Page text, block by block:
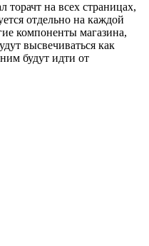
торачт на всех страницах,
отдельно на каждой
компоненты магазина,
высвечиваться как
будут идти от